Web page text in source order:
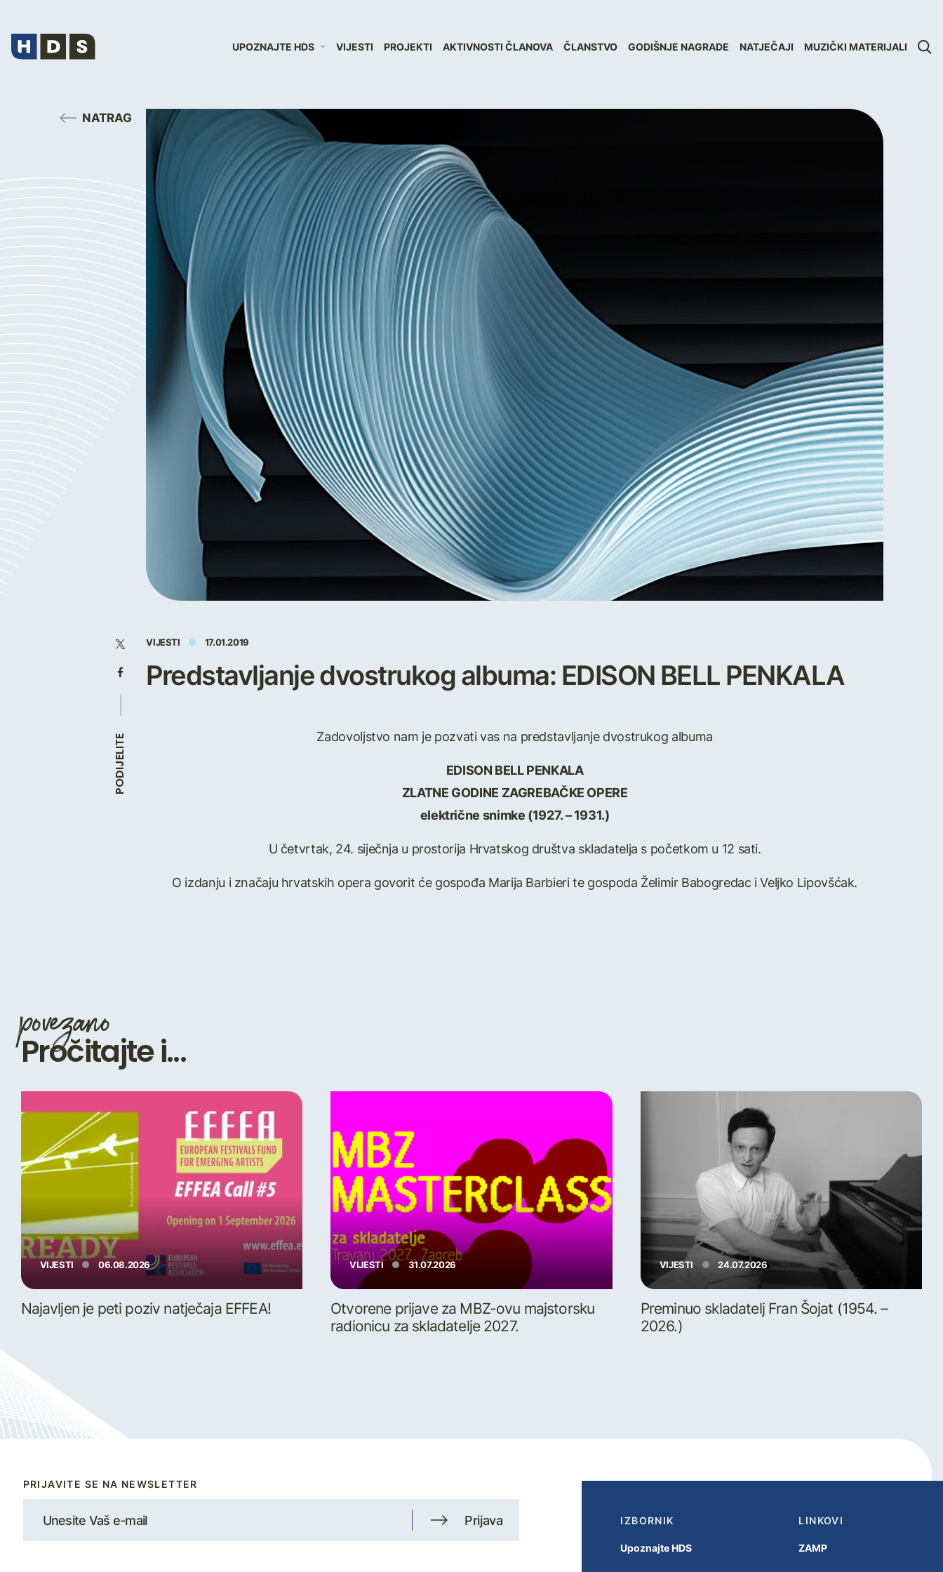
UPOZNAJTE HDS VIJESTI PROJEKTI AKTIVNOSTI ČLANOVA ČLANSTVO GODIŠNJE NAGRADE NATJEČAJI MUZIČKI MATERIJALI
NATRAG
PODIJELITE
VIJESTI 17.01.2019
Predstavljanje dvostrukog albuma: EDISON BELL PENKALA
Zadovoljstvo nam je pozvati vas na predstavljanje dvostrukog albuma
EDISON BELL PENKALA
ZLATNE GODINE ZAGREBAČKE OPERE
električne snimke (1927. – 1931.)
U četvrtak, 24. siječnja u prostorija Hrvatskog društva skladatelja s početkom u 12 sati.
O izdanju i značaju hrvatskih opera govorit će gospođa Marija Barbieri te gospoda Želimir Babogredac i Veljko Lipovšćak.
povezano
Pročitajte i...
VIJESTI 06.08.2026
Najavljen je peti poziv natječaja EFFEA!
VIJESTI 31.07.2026
Otvorene prijave za MBZ-ovu majstorsku
radionicu za skladatelje 2027.
VIJESTI 24.07.2026
Preminuo skladatelj Fran Šojat (1954. –
2026.)
PRIJAVITE SE NA NEWSLETTER
Prijava IZBORNIK
Upoznajte HDS
LINKOVI
ZAMP